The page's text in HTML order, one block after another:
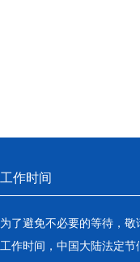
工作时间
为了避免不必要的等待，
工作时间，中国大陆法定节